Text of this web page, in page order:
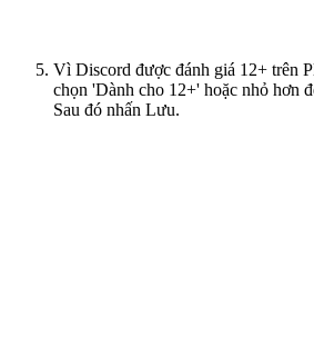
Vì Discord được đánh giá 12+ trên
chọn 'Dành cho 12+' hoặc nhỏ hơn
Sau đó nhấn Lưu.